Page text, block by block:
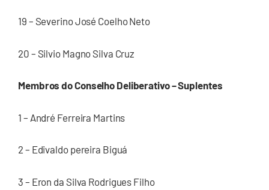
19 – Severino José Coelho Neto
20 – Silvio Magno Silva Cruz
Membros do Conselho Deliberativo – Suplentes
1 – André Ferreira Martins
2 – Edivaldo pereira Biguá
3 – Eron da Silva Rodrigues Filho